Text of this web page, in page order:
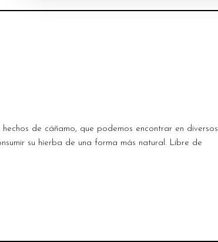
de cáñamo, que podemos encontrar en diversos
su hierba de una forma más natural. Libre de